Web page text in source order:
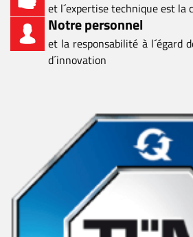
et l´expertise technique est la
Notre personnel
et la responsabilité à l´égard
d´innovation